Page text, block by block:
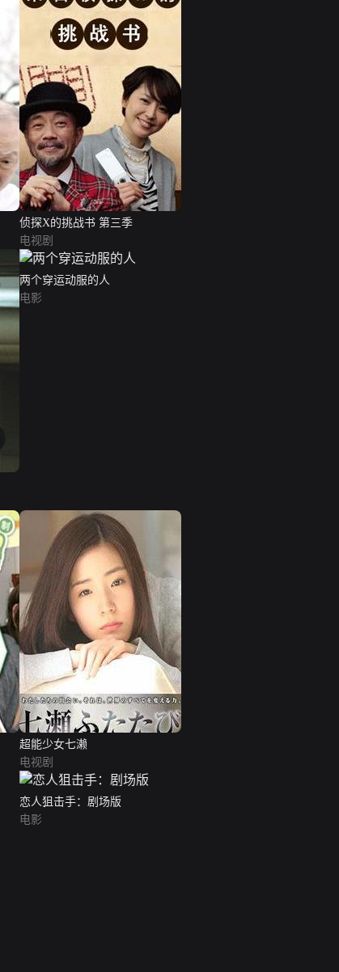
侦探X的挑战书 第三季
电视剧
两个穿运动服的人
电影
超能少女七濑
电视剧
恋人狙击手：剧场版
电影